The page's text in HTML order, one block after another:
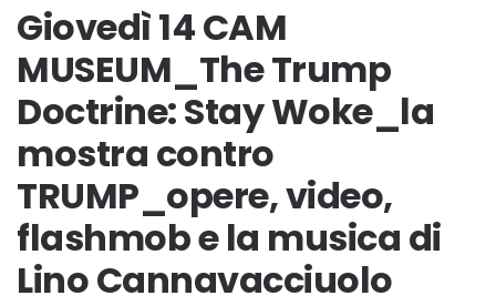
Giovedì 14 CAM
MUSEUM_The Trump
Doctrine: Stay Woke_la
mostra contro
TRUMP_opere, video,
flashmob e la musica di
Lino Cannavacciuolo